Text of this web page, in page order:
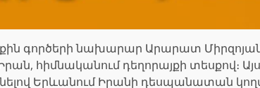
գործերի նախարար Արարատ
հիմնականում դեղորայքի տեսքով։
Երևանում Իրանի դեսպանատան